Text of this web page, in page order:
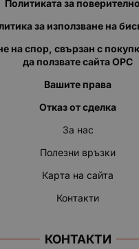
Политиката за
за използване на
на спор, свързан с
да ползвате сайта ОРС
Вашите права
Отказ от сделка
За нас
Полезни връзки
Карта на сайта
Контакти
КОНТАКТИ